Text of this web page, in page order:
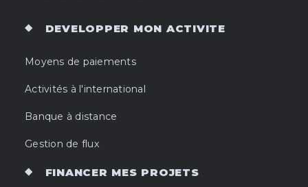
DEVELOPPER MON ACTIVITE
Moyens de paiements
Activités à l'international
Banque à distance
Gestion de flux
FINANCER MES PROJETS